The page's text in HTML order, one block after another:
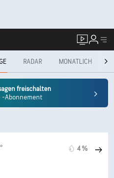
RADAR MONATLICH
freischalten
-Abonnement
4 %